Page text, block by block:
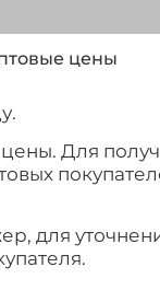
цены
Для
для